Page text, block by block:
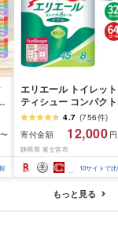
エリエール トイレット
ティシュー コンパクト
ダブル [選べるロール
数:32・64 ロール] 1.5
巻 45m トイレットペ
パー ダブル パルプ
香りつき 日用品 消耗
備蓄 ふるさと納税 ふ
さと 送料無料 静岡県
4.7 (756件)
寄付金額
12,000
静岡県 富士宮市
10サイトで
もっと見る